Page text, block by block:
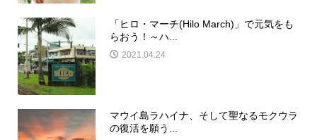
「ヒロ・マーチ(Hilo March)」で元気をも
らおう！～ハ...
2021.04.24
マウイ島ラハイナ、そして聖なるモクウラ
の復活を願う...